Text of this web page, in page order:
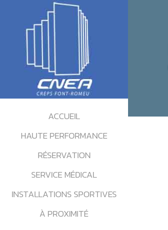
ACCUEIL
HAUTE PERFORMANCE
RÉSERVATION
SERVICE MÉDICAL
INSTALLATIONS SPORTIVES
À PROXIMITÉ